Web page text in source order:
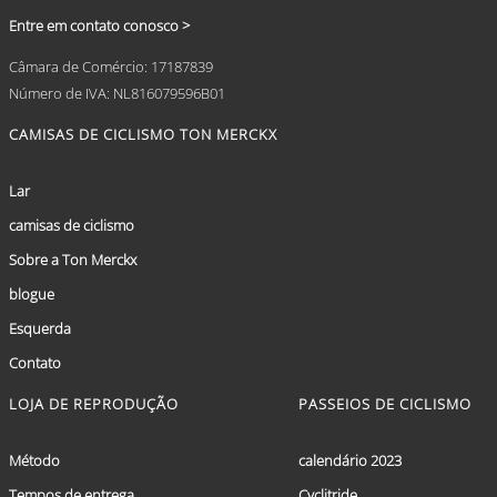
Entre em contato conosco >
Câmara de Comércio: 17187839
Número de IVA: NL816079596B01
CAMISAS DE CICLISMO TON MERCKX
Lar
camisas de ciclismo
Sobre a Ton Merckx
blogue
Esquerda
Contato
LOJA DE REPRODUÇÃO
Método
PASSEIOS DE CICLISMO
calendário 2023